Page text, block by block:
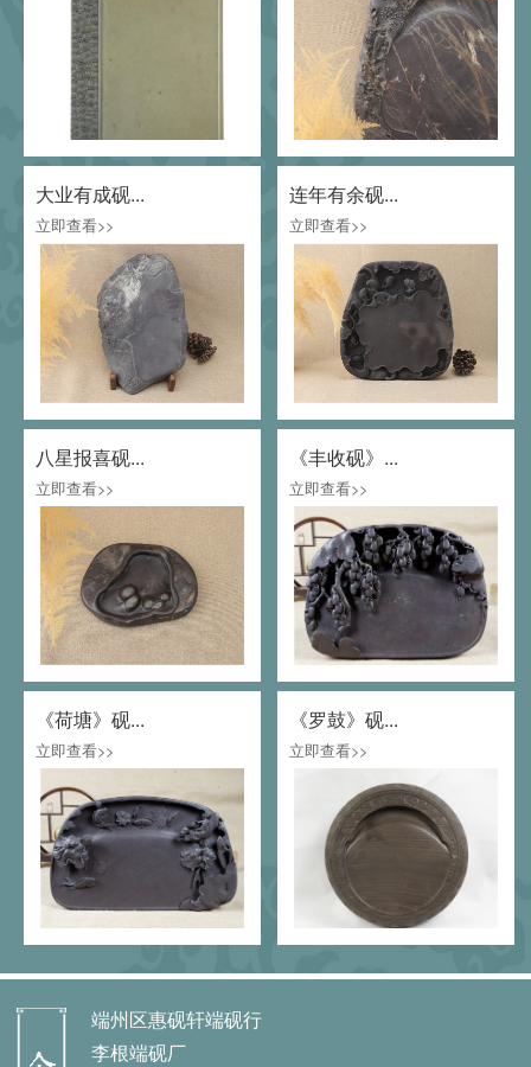
大业有成砚...
立即查看>>
连年有余砚...
立即查看>>
八星报喜砚...
立即查看>>
《丰收砚》...
立即查看>>
《荷塘》砚...
立即查看>>
《罗鼓》砚...
立即查看>>
端州区惠砚轩端砚行
李根端砚厂